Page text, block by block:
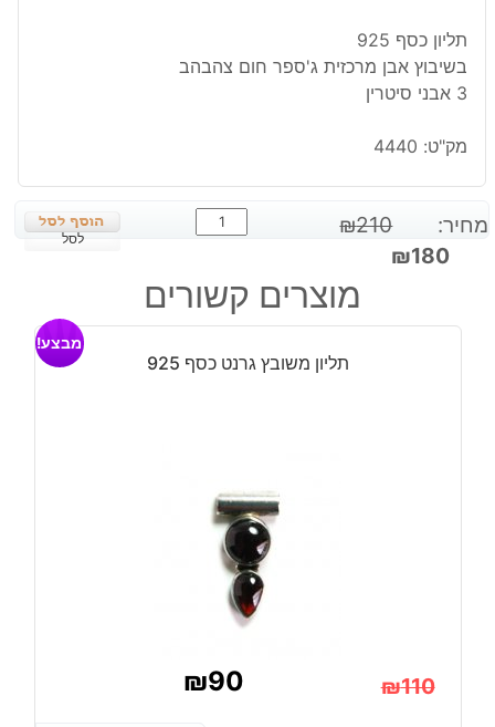
תליון כסף 925
בשיבוץ אבן מרכזית ג'ספר חום צהבהב
3 אבני סיטרין
מק"ט: 4440
מחיר: ₪210
המחיר
₪180
המחיר
הנוכחי
הוא:
כמות
של
בשיבוץ
מרכזית
חום
לסל
מוצרים קשורים
תליון משובץ גרנט כסף 925
מבצע!
₪110
₪90